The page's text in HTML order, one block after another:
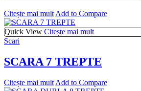
Citește mai mult Add to Compare
Quick View Citește mai mult
Scari
SCARA 7 TREPTE
Citește mai mult Add to Compare